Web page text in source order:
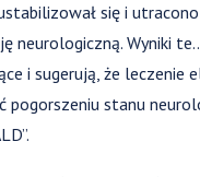
się i utracono
neurologiczną. Wyniki
i sugerują, że leczenie
pogorszeniu stanu